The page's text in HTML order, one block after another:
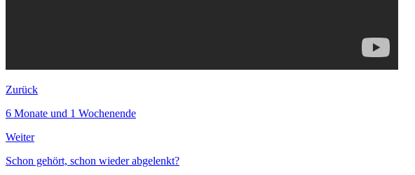
Zurück
6 Monate und 1 Wochenende
Weiter
Schon gehört, schon wieder abgelenkt?